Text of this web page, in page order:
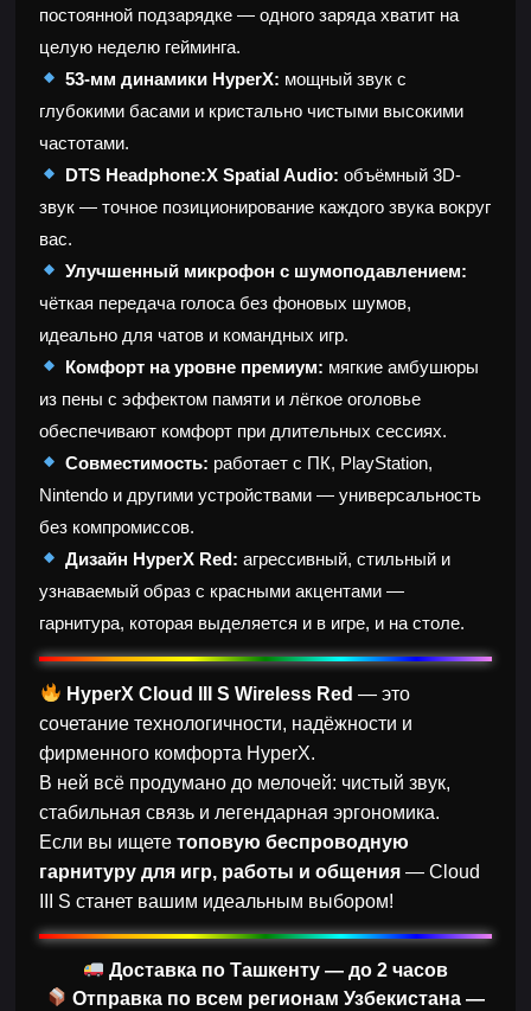
постоянной подзарядке — одного заряда хватит на
целую неделю гейминга.
53-мм динамики HyperX: мощный звук с
глубокими басами и кристально чистыми высокими
частотами.
DTS Headphone:X Spatial Audio: объёмный 3D-
звук — точное позиционирование каждого звука вокруг
вас.
Улучшенный микрофон с шумоподавлением:
чёткая передача голоса без фоновых шумов,
идеально для чатов и командных игр.
Комфорт на уровне премиум: мягкие амбушюры
из пены с эффектом памяти и лёгкое оголовье
обеспечивают комфорт при длительных сессиях.
Совместимость: работает с ПК, PlayStation,
Nintendo и другими устройствами — универсальность
без компромиссов.
Дизайн HyperX Red: агрессивный, стильный и
узнаваемый образ с красными акцентами —
гарнитура, которая выделяется и в игре, и на столе.
HyperX Cloud III S Wireless Red — это
сочетание технологичности, надёжности и
фирменного комфорта HyperX.
В ней всё продумано до мелочей: чистый звук,
стабильная связь и легендарная эргономика.
Если вы ищететоповую беспроводную
гарнитуру для игр, работы и общения — Cloud
III S станет вашим идеальным выбором!
Доставка по Ташкенту — до 2 часов
Отправка по всем регионам Узбекистана —